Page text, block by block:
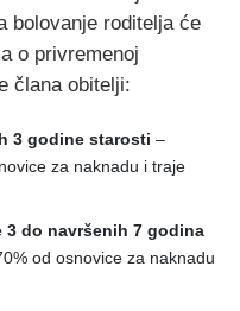
bolovanje roditelja će
o privremenoj
člana obitelji:
3 godine starosti –
za naknadu i traje
3 do navršenih 7 godina
od osnovice za naknadu